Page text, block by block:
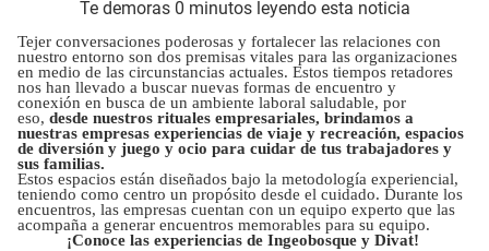
Te demoras 0 minutos leyendo esta noticia
Tejer conversaciones poderosas y fortalecer las relaciones con
nuestro entorno son dos premisas vitales para las organizaciones
en medio de las circunstancias actuales. Estos tiempos retadores
nos han llevado a buscar nuevas formas de encuentro y
conexión en busca de un ambiente laboral saludable, por
eso, desde nuestros rituales empresariales, brindamos a
nuestras empresas experiencias de viaje y recreación, espacios
de diversión y juego y ocio para cuidar de tus trabajadores y
sus familias.
Estos espacios están diseñados bajo la metodología experiencial,
teniendo como centro un propósito desde el cuidado. Durante los
encuentros, las empresas cuentan con un equipo experto que las
acompaña a generar encuentros memorables para su equipo.
¡Conoce las experiencias de Ingeobosque y Divat!